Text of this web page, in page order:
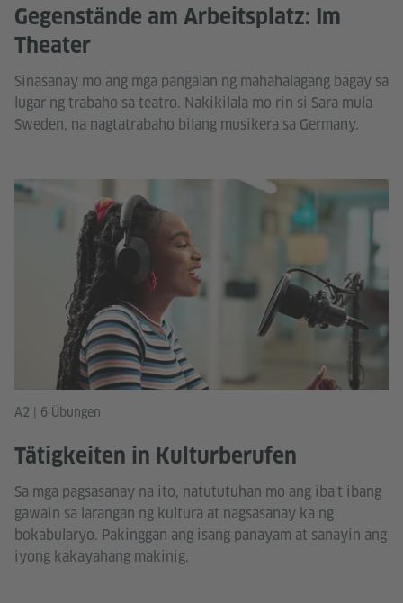
Gegenstände am Arbeitsplatz: Im
Theater
Sinasanay mo ang mga pangalan ng mahahalagang bagay sa
lugar ng trabaho sa teatro. Nakikilala mo rin si Sara mula
Sweden, na nagtatrabaho bilang musikera sa Germany.
A2 | 6 Übungen
Tätigkeiten in Kulturberufen
Sa mga pagsasanay na ito, natututuhan mo ang iba't ibang
gawain sa larangan ng kultura at nagsasanay ka ng
bokabularyo. Pakinggan ang isang panayam at sanayin ang
iyong kakayahang makinig.